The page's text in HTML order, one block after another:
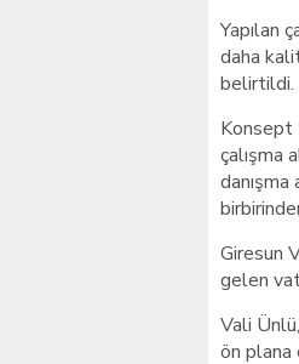
Yapılan
daha
belirtildi.
Konsept
çalışma
danışma
Giresun
gelen
Vali
ön plana